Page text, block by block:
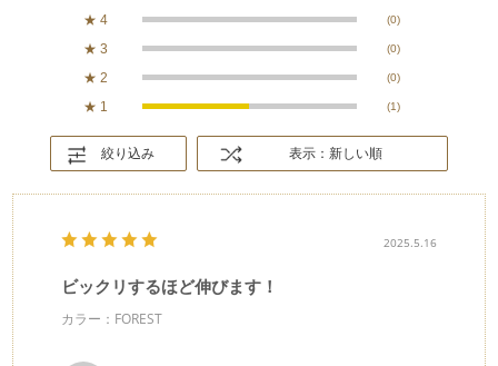
★ 4 (0)
★ 3 (0)
★ 2 (0)
★ 1 (1)
絞り込み 表示：新しい順
2025.5.16
ビックリするほど伸びます！
カラー：FOREST